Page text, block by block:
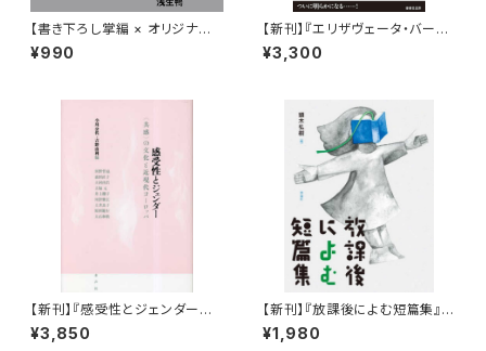
【書き下ろし掌編 × オリジナル
レトルトカレー】浅生鴨『華麗に
文学をすくう？「銀色の記憶」』
¥990
【新刊】『エリザヴェータ・バーム
／気狂い狼 オベリウ・アンソロ
ジー』
¥3,300
【新刊】『感受性とジェンダー
―“共感”の文化と近現代ヨーロ
ッパ』
¥3,850
【新刊】『放課後によむ短篇集』
選・頭木弘樹
¥1,980